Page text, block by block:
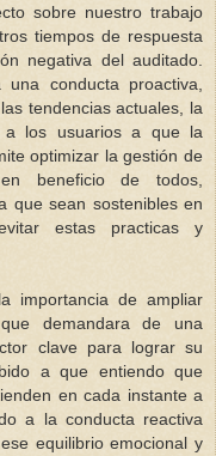
sobre nuestro trabajo
tiempos de respuesta
negativa del auditado.
conducta proactiva,
tendencias actuales, la
a los usuarios a que la
optimizar la gestión de
beneficio de todos,
que sean sostenibles en
estas practicas y
importancia de ampliar
demandara de una
clave para lograr su
a que entiendo que
en cada instante a
a la conducta reactiva
equilibrio emocional y